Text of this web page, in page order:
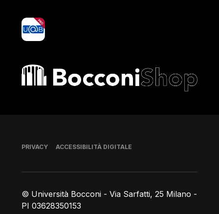
yoU@B
Bocconi shop
© Università Bocconi - Via Sarfatti, 25 Milano -
PI 03628350153
Piè di pagina
PRIVACY ACCESSIBILITÀ DIGITALE